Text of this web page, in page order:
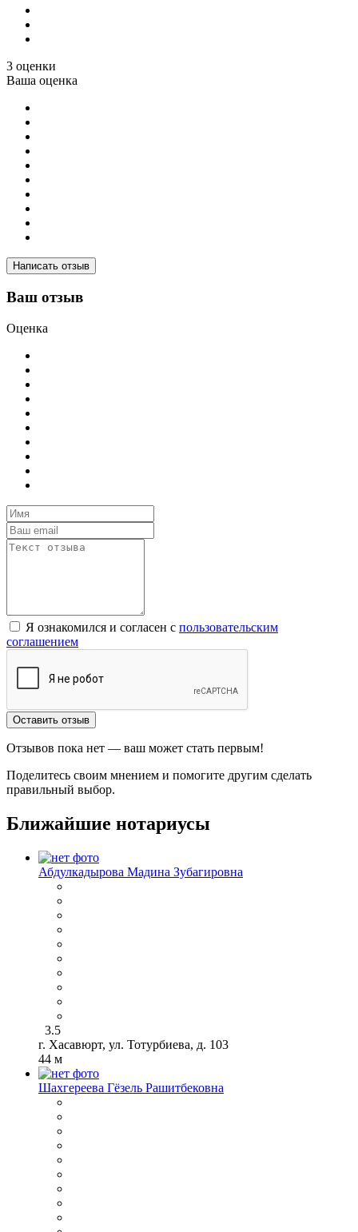
3 оценки
Ваша оценка
Написать отзыв
Ваш отзыв
Оценка
Я ознакомился и согласен с пользовательским
соглашением
Оставить отзыв
Отзывов пока нет — ваш может стать первым!
Поделитесь своим мнением и помогите другим сделать
правильный выбор.
Ближайшие нотариусы
Абдулкадырова Мадина Зубагировна
3.5
г. Хасавюрт, ул. Тотурбиева, д. 103
44 м
Шахгереева Гёзель Рашитбековна